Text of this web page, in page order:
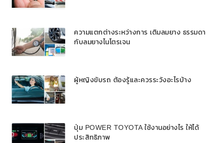
ความแตกต่างระหว่างการ เติมลมยาง ธรรมดา
กับลมยางไนโตรเจน
ผู้หญิงขับรถ ต้องรู้และควรระวังอะไรบ้าง
ปุ่ม POWER TOYOTA ใช้งานอย่างไร ให้ได้
ประสิทธิภาพ